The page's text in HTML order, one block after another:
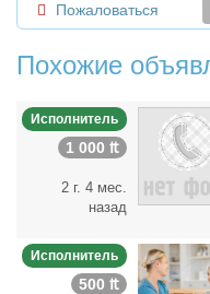
Пожаловаться
Похожие
Исполнитель
1 000 ₶
2 г. 4 мес.
назад
Исполнитель
500 ₶